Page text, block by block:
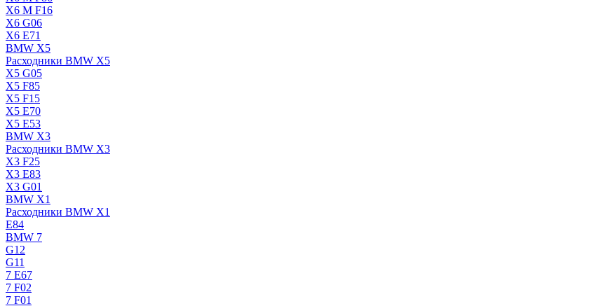
X6 M F16
X6 G06
X6 E71
BMW X5
Расходники BMW X5
X5 G05
X5 F85
X5 F15
X5 E70
X5 E53
BMW X3
Расходники BMW X3
X3 F25
X3 E83
X3 G01
BMW X1
Расходники BMW X1
E84
BMW 7
G12
G11
7 Е67
7 F02
7 F01